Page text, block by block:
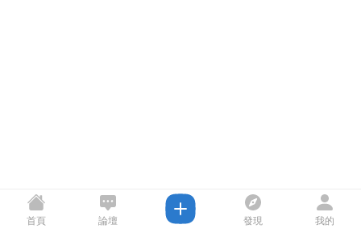
首頁 論壇 發現 我的